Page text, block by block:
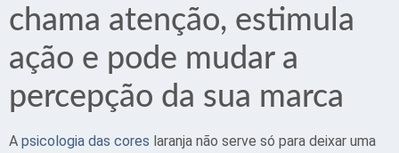
chama atenção, estimula
ação e pode mudar a
percepção da sua marca
A psicologia das cores laranja não serve só para deixar uma